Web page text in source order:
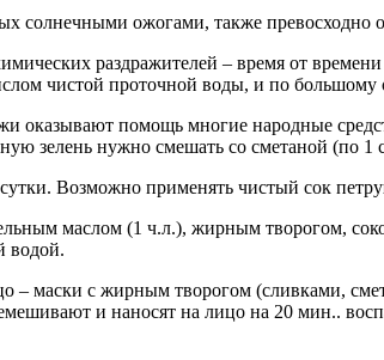
солнечными ожогами, также превосходно
раздражителей – время от
чистой проточной воды, и по большому
оказывают помощь многие народные
зелень нужно смешать со сметаной (по
Возможно применять чистый сок
маслом (1 ч.л.), жирным творогом,
водой.
– маски с жирным творогом (сливками,
и наносят на лицо на 20 мин..